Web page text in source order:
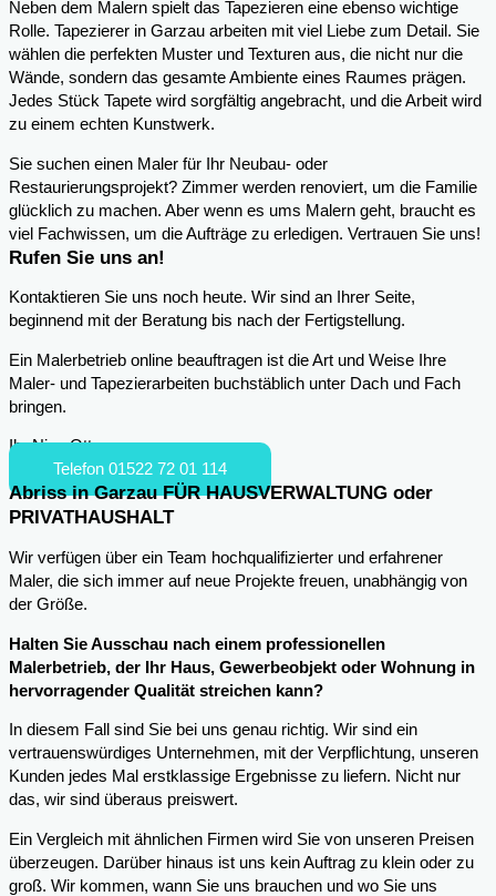
Neben dem Malern spielt das Tapezieren eine ebenso wichtige
Rolle. Tapezierer in Garzau arbeiten mit viel Liebe zum Detail. Sie
wählen die perfekten Muster und Texturen aus, die nicht nur die
Wände, sondern das gesamte Ambiente eines Raumes prägen.
Jedes Stück Tapete wird sorgfältig angebracht, und die Arbeit wird
zu einem echten Kunstwerk.
Sie suchen einen Maler für Ihr Neubau- oder
Restaurierungsprojekt? Zimmer werden renoviert, um die Familie
glücklich zu machen. Aber wenn es ums Malern geht, braucht es
viel Fachwissen, um die Aufträge zu erledigen. Vertrauen Sie uns!
Rufen Sie uns an!
Kontaktieren Sie uns noch heute. Wir sind an Ihrer Seite,
beginnend mit der Beratung bis nach der Fertigstellung.
Ein Malerbetrieb online beauftragen ist die Art und Weise Ihre
Maler- und Tapezierarbeiten buchstäblich unter Dach und Fach
bringen.
Ihr Nico Otto
Telefon 01522 72 01 114
Abriss in Garzau FÜR HAUSVERWALTUNG oder
PRIVATHAUSHALT
Wir verfügen über ein Team hochqualifizierter und erfahrener
Maler, die sich immer auf neue Projekte freuen, unabhängig von
der Größe.
Halten Sie Ausschau nach einem professionellen
Malerbetrieb, der Ihr Haus, Gewerbeobjekt oder Wohnung in
hervorragender Qualität streichen kann?
In diesem Fall sind Sie bei uns genau richtig. Wir sind ein
vertrauenswürdiges Unternehmen, mit der Verpflichtung, unseren
Kunden jedes Mal erstklassige Ergebnisse zu liefern. Nicht nur
das, wir sind überaus preiswert.
Ein Vergleich mit ähnlichen Firmen wird Sie von unseren Preisen
überzeugen. Darüber hinaus ist uns kein Auftrag zu klein oder zu
groß. Wir kommen, wann Sie uns brauchen und wo Sie uns